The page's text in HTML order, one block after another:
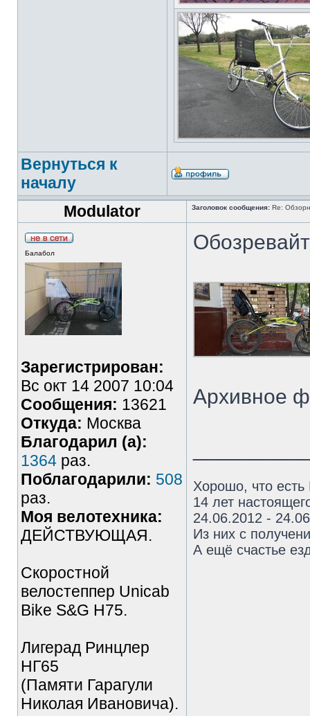
Вернуться к
началу
Modulator
Заголовок сообщения: Re:
Балабол
Зарегистрирован:
Вс окт 14 2007 10:04
Сообщения: 13621
Откуда: Москва
Благодарил (а):
1364 раз.
Поблагодарили: 508
раз.
Моя велотехника:
ДЕЙСТВУЮЩАЯ.
Скоростной
велостеппер Unicab
Bike S&G Н75.
Лигерад Ринцлер
НГ65
(Памяти Гарагули
Николая Ивановича).
Архивное
Хорошо, что
14 лет
24.06.2012 -
Из них с
А ещё счастье